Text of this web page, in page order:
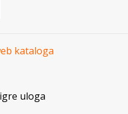
kataloga
uloga